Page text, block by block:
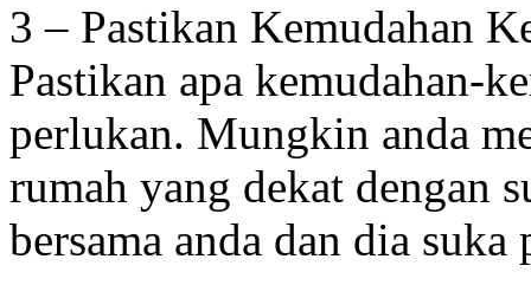
3 – Pastikan Kemudahan
Pastikan apa kemudahan-
perlukan. Mungkin anda
rumah yang dekat dengan
bersama anda dan dia suka